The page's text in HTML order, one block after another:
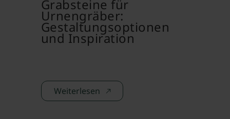
Grabsteine für
Urnengräber:
Gestaltungsoptionen
und Inspiration
Weiterlesen